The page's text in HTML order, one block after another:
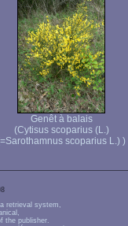
Genêt à balais
(Cytisus scoparius (L.)
scoparius L.) )
retrieval system,
the publisher.